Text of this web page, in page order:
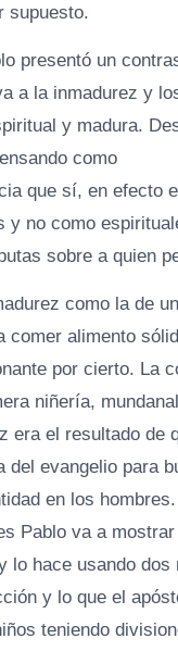
supuesto.
presentó un
a la inmadurez y
y madura.
como
que sí, en efecto
y no como
sobre a quien
como la de
comer alimento
por cierto. La
niñería,
era el resultado de
del evangelio para
en los hombres.
Pablo va a
lo hace usando
y lo que el
teniendo